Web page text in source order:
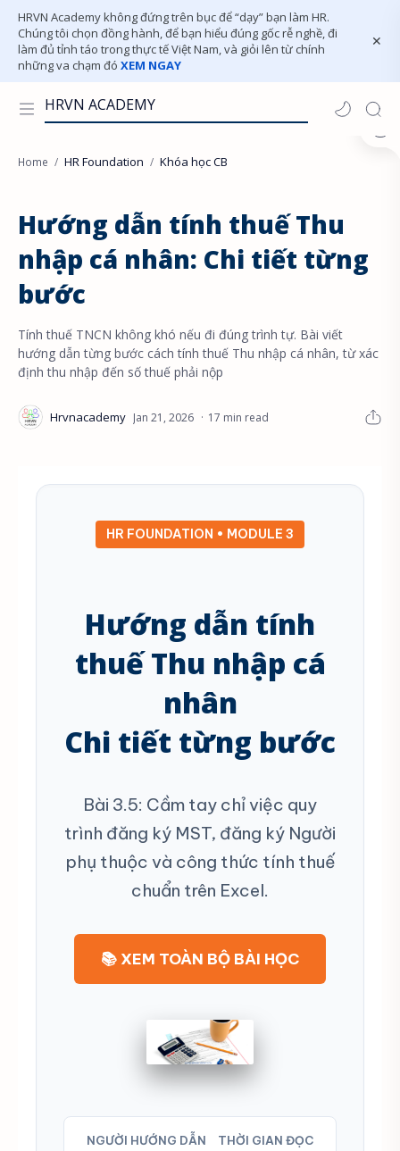
HRVN Academy không đứng trên bục để “dạy” bạn làm HR.
Chúng tôi chọn đồng hành, để bạn hiểu đúng gốc rễ nghề, đi
làm đủ tỉnh táo trong thực tế Việt Nam, và giỏi lên từ chính
những va chạm đó XEM NGAY
HRVN ACADEMY
Home HR Foundation Khóa học CB
Hướng dẫn tính thuế Thu
nhập cá nhân: Chi tiết từng
bước
Tính thuế TNCN không khó nếu đi đúng trình tự. Bài viết
hướng dẫn từng bước cách tính thuế Thu nhập cá nhân, từ xác
định thu nhập đến số thuế phải nộp
17 min read
HR FOUNDATION • MODULE 3
Hướng dẫn tính
thuế Thu nhập cá
nhân
Chi tiết từng bước
Bài 3.5: Cầm tay chỉ việc quy
trình đăng ký MST, đăng ký Người
phụ thuộc và công thức tính thuế
chuẩn trên Excel.
📚 XEM TOÀN BỘ BÀI HỌC
NGƯỜI HƯỚNG DẪN THỜI GIAN ĐỌC